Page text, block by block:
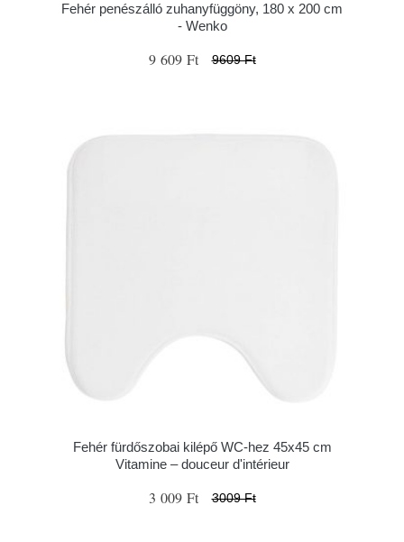
Fehér penészálló zuhanyfüggöny, 180 x 200 cm
- Wenko
9 609 Ft 9609 Ft
Fehér fürdőszobai kilépő WC-hez 45x45 cm
Vitamine – douceur d'intérieur
3 009 Ft 3009 Ft